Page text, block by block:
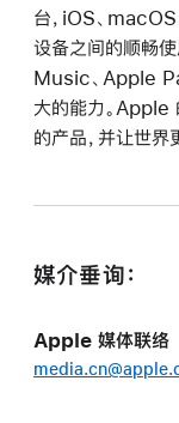
台，iOS、
设备之间的顺畅
Music、Apple
大的能力。
的产品，并让世界
媒介垂询：
Apple 媒体联络